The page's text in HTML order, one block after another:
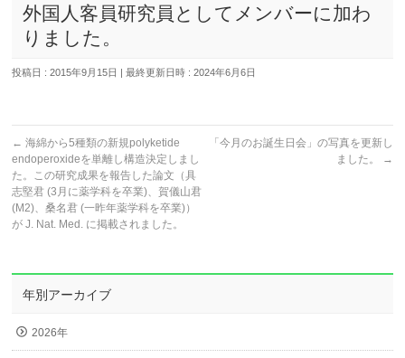
外国人客員研究員としてメンバーに加わ
りました。
投稿日 : 2015年9月15日 最終更新日時 : 2024年6月6日
← 海綿から5種類の新規polyketide
endoperoxideを単離し構造決定しまし
た。この研究成果を報告した論文（具
志堅君 (3月に薬学科を卒業)、賀儀山君
(M2)、桑名君 (一昨年薬学科を卒業)）
が J. Nat. Med. に掲載されました。
「今月のお誕生日会」の写真を更新し
ました。
→
年別アーカイブ
2026年